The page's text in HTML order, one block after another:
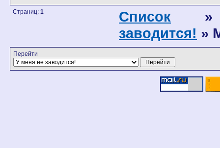
Страниц: 1 Список
заводится! »
Перейти